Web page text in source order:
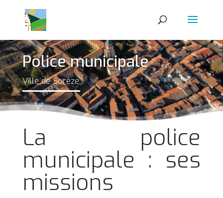
Police municipale
Ville de Sorèze
La police
municipale : ses
missions